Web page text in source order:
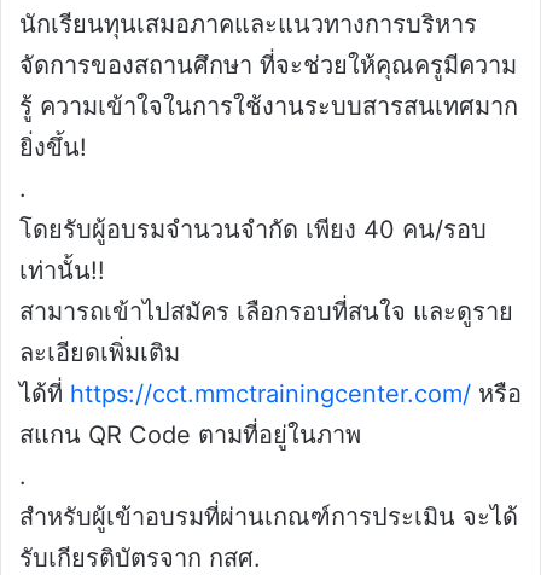
นักเรียนทุนเสมอภาคและแนวทางการบริหาร
จัดการของสถานศึกษา ที่จะช่วยให้คุณครูมีความ
รู้ ความเข้าใจในการใช้งานระบบสารสนเทศมาก
ยิ่งขึ้น!
.
โดยรับผู้อบรมจำนวนจำกัด เพียง 40 คน/รอบ
เท่านั้น!!
สามารถเข้าไปสมัคร เลือกรอบที่สนใจ และดูราย
ละเอียดเพิ่มเติม
ได้ที่ https://cct.mmctrainingcenter.com/ หรือ
สแกน QR Code ตามที่อยู่ในภาพ
.
สำหรับผู้เข้าอบรมที่ผ่านเกณฑ์การประเมิน จะได้
รับเกียรติบัตรจาก กสศ.